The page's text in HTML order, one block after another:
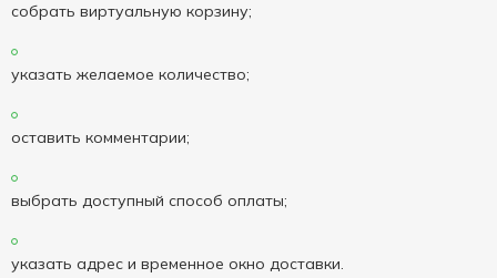
собрать виртуальную корзину;
указать желаемое количество;
оставить комментарии;
выбрать доступный способ оплаты;
указать адрес и временное окно доставки.